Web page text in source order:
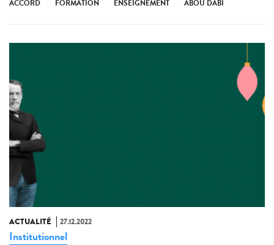
ACCORD FORMATION ENSEIGNEMENT ABOU DABI
ACTUALITÉ 27.12.2022
Institutionnel